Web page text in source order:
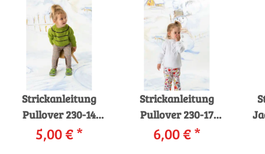
Strickanleitung
Pullover 230-14
LANGYARNS OMEGA
als download
5,00 €*
Strickanleitung
Pullover 230-17
LANGYARNS OMEGA
als download
6,00 €*